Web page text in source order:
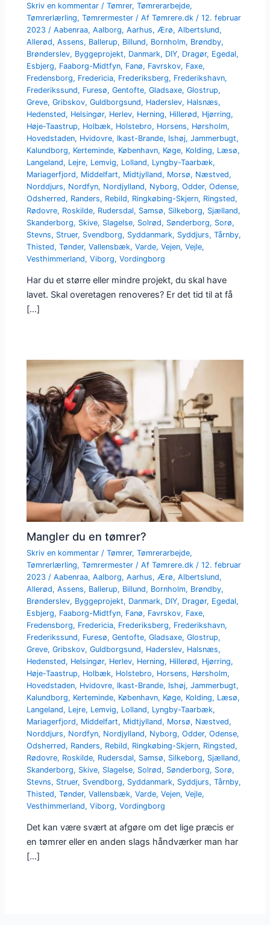
Skriv en kommentar /Tømrer,Tømrerarbejde,
Tømrerlærling,Tømrermester / AfTømrere.dk /12. februar
2023 /Aabenraa,Aalborg,Aarhus, Ærø,Albertslund,
Allerød,Assens, Ballerup, Billund, Bornholm, Brøndby,
Brønderslev, Byggeprojekt, Danmark, DIY, Dragør, Egedal,
Esbjerg, Faaborg-Midtfyn, Fanø, Favrskov, Faxe,
Fredensborg, Fredericia, Frederiksberg, Frederikshavn,
Frederikssund, Furesø,Gentofte,Gladsaxe,Glostrup,
Greve,Gribskov,Guldborgsund, Haderslev, Halsnæs,
Hedensted, Helsingør, Herlev, Herning, Hillerød, Hjørring,
Høje-Taastrup, Holbæk, Holstebro, Horsens, Hørsholm,
Hovedstaden, Hvidovre, Ikast-Brande, Ishøj,Jammerbugt,
Kalundborg, Kerteminde, København, Køge, Kolding, Læsø,
Langeland, Lejre, Lemvig, Lolland, Lyngby-Taarbæk,
Mariagerfjord, Middelfart, Midtjylland, Morsø, Næstved,
Norddjurs, Nordfyn, Nordjylland, Nyborg,Odder,Odense,
Odsherred, Randers, Rebild, Ringkøbing-Skjern, Ringsted,
Rødovre, Roskilde, Rudersdal, Samsø, Silkeborg, Sjælland,
Skanderborg, Skive, Slagelse, Solrød, Sønderborg, Sorø,
Stevns, Struer, Svendborg, Syddanmark, Syddjurs,Tårnby,
Thisted,Tønder,Vallensbæk,Varde,Vejen,Vejle,
Vesthimmerland,Viborg,Vordingborg
Har du et større eller mindre projekt, du skal have
lavet. Skal overetagen renoveres? Er det tid til at få
[…]
Mangler du en tømrer?
Skriv en kommentar /Tømrer,Tømrerarbejde,
Tømrerlærling,Tømrermester / AfTømrere.dk/12. februar
2023/Aabenraa,Aalborg,Aarhus,Ærø,Albertslund,
Allerød,Assens, Ballerup, Billund, Bornholm, Brøndby,
Brønderslev, Byggeprojekt, Danmark, DIY, Dragør, Egedal,
Esbjerg, Faaborg-Midtfyn, Fanø, Favrskov, Faxe,
Fredensborg, Fredericia, Frederiksberg, Frederikshavn,
Frederikssund, Furesø,Gentofte,Gladsaxe,Glostrup,
Greve,Gribskov,Guldborgsund, Haderslev, Halsnæs,
Hedensted, Helsingør, Herlev, Herning, Hillerød, Hjørring,
Høje-Taastrup, Holbæk, Holstebro, Horsens, Hørsholm,
Hovedstaden, Hvidovre, Ikast-Brande, Ishøj,Jammerbugt,
Kalundborg, Kerteminde, København, Køge, Kolding, Læsø,
Langeland, Lejre, Lemvig, Lolland, Lyngby-Taarbæk,
Mariagerfjord, Middelfart, Midtjylland, Morsø, Næstved,
Norddjurs, Nordfyn, Nordjylland, Nyborg,Odder,Odense,
Odsherred, Randers, Rebild, Ringkøbing-Skjern, Ringsted,
Rødovre, Roskilde, Rudersdal, Samsø, Silkeborg, Sjælland,
Skanderborg, Skive, Slagelse, Solrød, Sønderborg, Sorø,
Stevns, Struer, Svendborg, Syddanmark, Syddjurs,Tårnby,
Thisted,Tønder,Vallensbæk,Varde,Vejen,Vejle,
Vesthimmerland,Viborg,Vordingborg
Det kan være svært at afgøre om det lige præcis er
en tømrer eller en anden slags håndværker man har
[…]